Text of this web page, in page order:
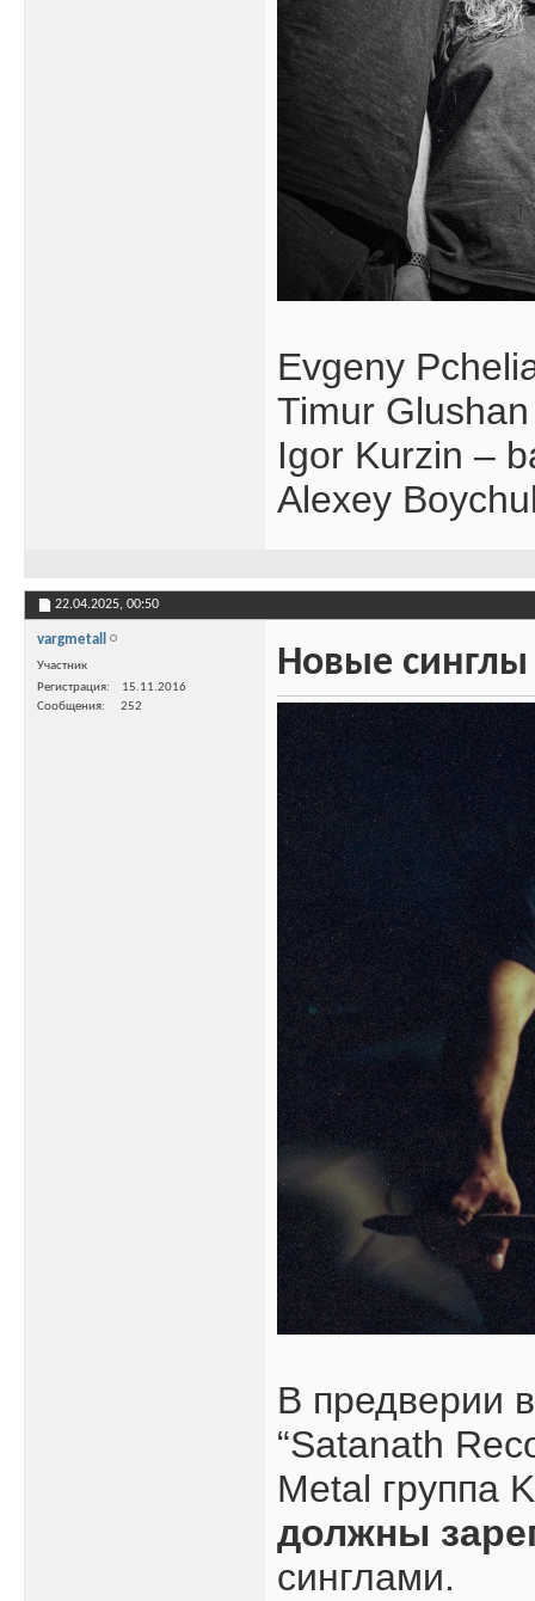
Evgeny
Timur
Igor Kurzin –
Alexey
22.04.2025, 00:50
vargmetall
Участник
Регистрация
15.11.2016
Сообщения
252
Новые синглы
В предверии
“Satanath
Metal группа
должны
синглами.